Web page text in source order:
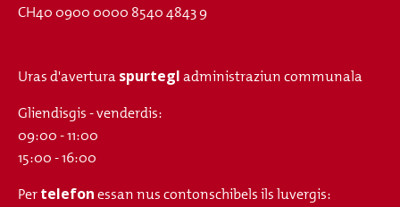
CH40 0900 0000 8540 4843 9
Uras d'averturaspurtegladministraziun communala
Gliendisgis - venderdis:
09:00 - 11:00
15:00 - 16:00
Pertelefonessan nus contonschibels ils luvergis: